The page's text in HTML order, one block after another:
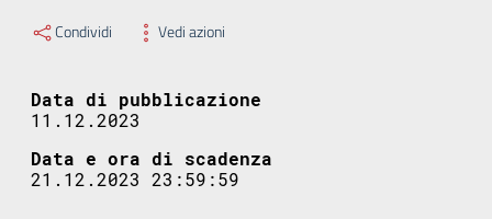
Condividi Vedi azioni
Data di pubblicazione
11.12.2023
Data e ora di scadenza
21.12.2023 23:59:59